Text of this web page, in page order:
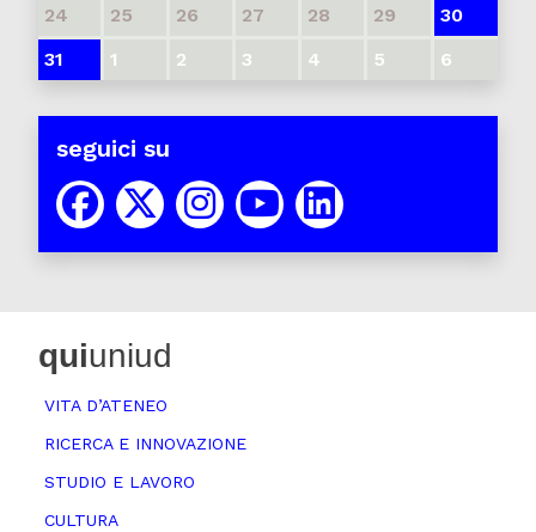
24
25 26 27 28 29
30
31
1 2 3 4 5 6
seguici su
quiuniud
VITA D’ATENEO
RICERCA E INNOVAZIONE
STUDIO E LAVORO
CULTURA